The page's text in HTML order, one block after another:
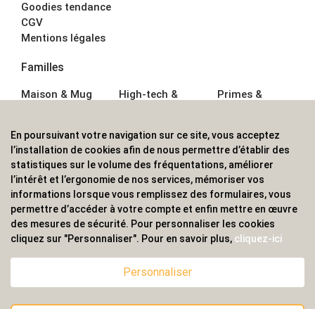
Goodies tendance
CGV
Mentions légales
Familles
Maison & Mug
Écriture
Bagagerie sacs
High-tech &
Sport &
Outdoor
Enfant
Primes &
Boisson
Textile &
Casquette
Accessoires de
bureau
ALVS, fournisseur d'objets publicitaires, pour les
professionnels. Une implantation nationale, une
couverture internationale.
En poursuivant votre navigation sur ce site, vous acceptez
l’installation de cookies afin de nous permettre d’établir des
statistiques sur le volume des fréquentations, améliorer
l’intérêt et l’ergonomie de nos services, mémoriser vos
informations lorsque vous remplissez des formulaires, vous
permettre d’accéder à votre compte et enfin mettre en œuvre
des mesures de sécurité. Pour personnaliser les cookies
cliquez sur "Personnaliser". Pour en savoir plus, cliquez-ici
Personnaliser